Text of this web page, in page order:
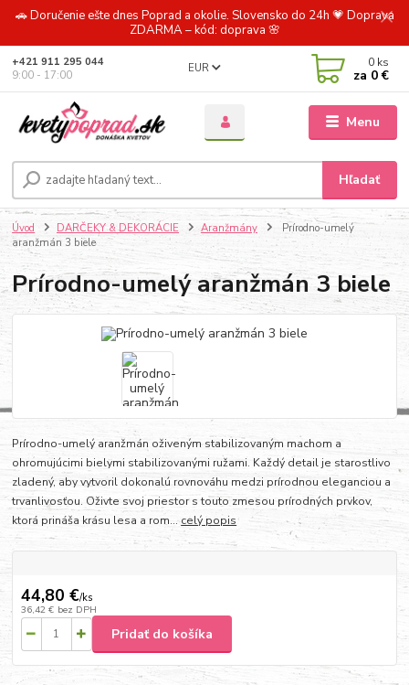
🚗 Doručenie ešte dnes Poprad a okolie. Slovensko do 24h 💗 Doprava
ZDARMA – kód: doprava 🌸
Menu
EUR
Hľadať
+421 911 295 044
9:00 - 17:00
0 ks
za 0 €
Úvod DARČEKY & DEKORÁCIE Aranžmány
Prírodno-umelý
aranžmán 3 biele
Prírodno-umelý aranžmán 3 biele
Prírodno-umelý aranžmán oživeným stabilizovaným machom a
ohromujúcimi bielymi stabilizovanými ružami. Každý detail je starostlivo
zladený, aby vytvoril dokonalú rovnováhu medzi prírodnou eleganciou a
trvanlivosťou. Oživte svoj priestor s touto zmesou prírodných prvkov,
ktorá prináša krásu lesa a rom...celý popis
44,80 €/ks
36,42 € bez DPH
Pridať do košíka